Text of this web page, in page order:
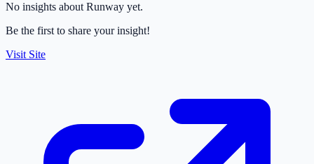
No insights about Runway yet.
Be the first to share your insight!
Visit Site